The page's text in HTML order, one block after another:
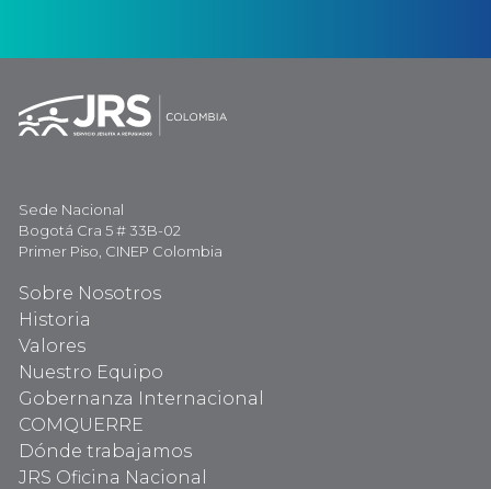
Sede Nacional
Bogotá Cra 5 # 33B-02
Primer Piso, CINEP Colombia
Sobre Nosotros
Historia
Valores
Nuestro Equipo
Gobernanza Internacional
COMQUERRE
Dónde trabajamos
JRS Oficina Nacional